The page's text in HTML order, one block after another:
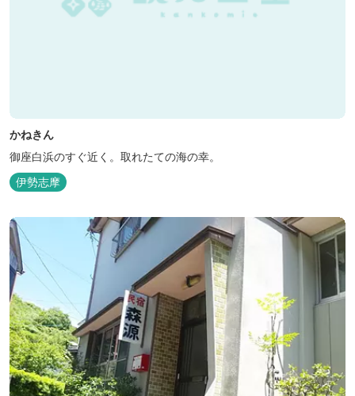
かねきん
御座白浜のすぐ近く。取れたての海の幸。
伊勢志摩